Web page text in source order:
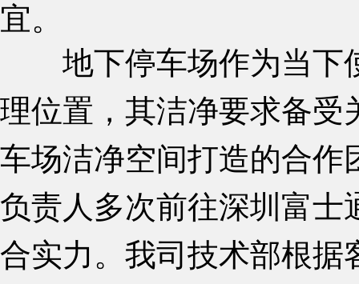
宜。
地下停车场作为当下
理位置，其洁净要求备
车场洁净空间打造的合
负责人多次前往深圳富士
合实力。我司技术部根据